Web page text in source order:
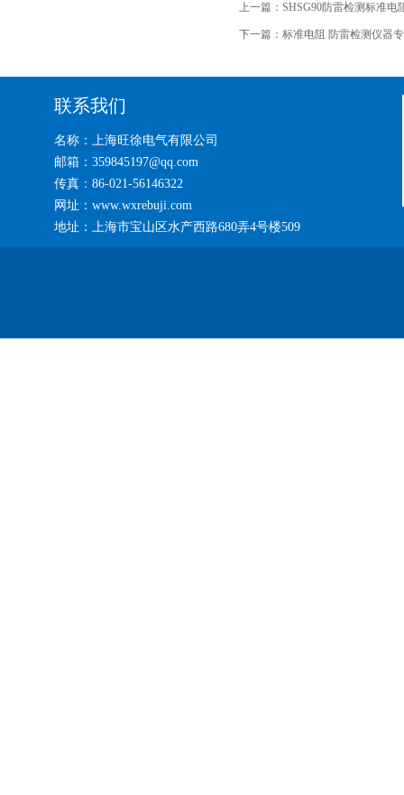
上一篇： SHSG90防雷检测标准电
下一篇： 标准电阻 防雷检测仪器
联系我们
名称：上海旺徐电气有限公司
邮箱：359845197@qq.com
传真：86-021-56146322
网址：www.wxrebuji.com
地址：上海市宝山区水产西路680弄4号楼509